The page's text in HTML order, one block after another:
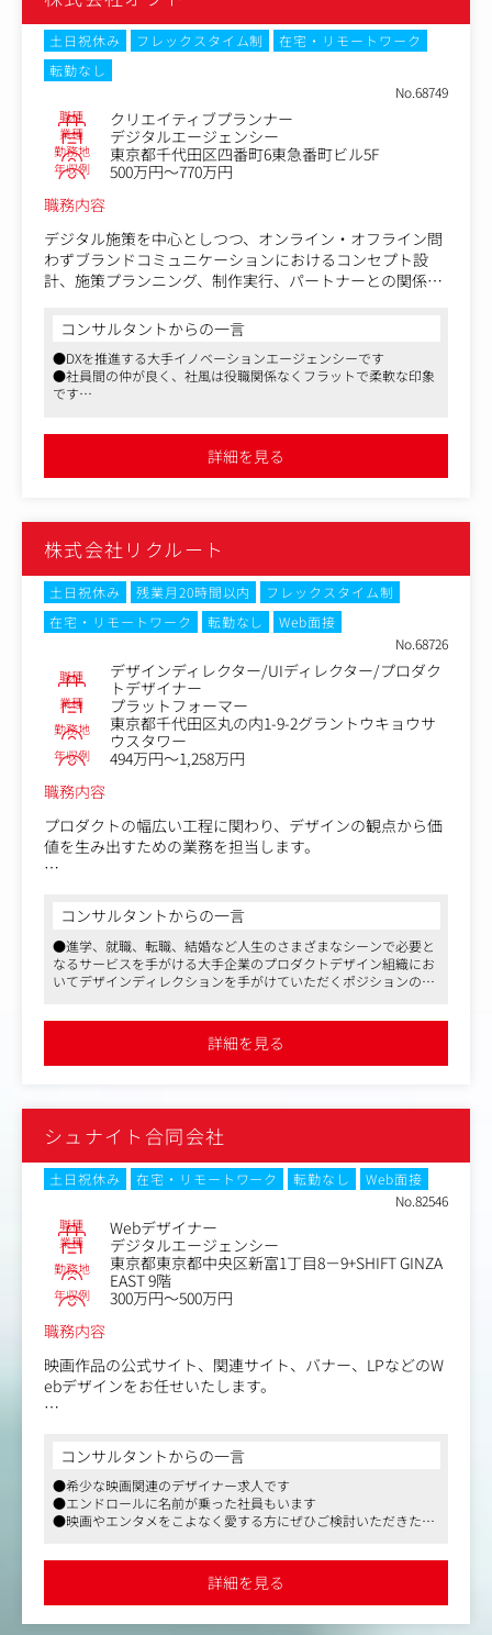
土日祝休み フレックスタイム制
在宅・リモートワーク
転勤なし
No.68749
職種 クリエイティブプランナー
業種 デジタルエージェンシー
勤務地 東京都千代田区四番町6東急番町ビル5F
年収例
500万円～770万円
職務内容
デジタル施策を中心としつつ、オンライン・オフライン問
わずブランドコミュニケーションにおけるコンセプト設
計、施策プランニング、制作実行、パートナーとの関係構
・広告クリエイティブのコンセプト立案、企画設計、制作
ディレクションまでの一連の業務
・提案資料の作成及びクライアントへのプレゼンテーショ
イター、映像制作、webエンジニア等）との連携・進行管
＜対象となるクリエイティブカテゴリ＞
SNSキャンペーン、PR、インフルエンサー施策、WEB制
作、映像、グラフィック、メディアタイアップ等
【仕事内容（変更の範囲）】会社の定める範囲
コンサルタントからの一言
●DXを推進する大手イノベーションエージェンシーです
●社員間の仲が良く、社風は役職関係なくフラットで柔軟な印象
です
詳細を見る
株式会社リクルート
土日祝休み 残業月20時間以内
フレックスタイム制
在宅・リモートワーク
転勤なし
Web面接
No.68726
職種
デザインディレクター/UIディレクター/プロダク
トデザイナー
業種 プラットフォーマー
勤務地
東京都千代田区丸の内1-9-2グラントウキョウサ
ウスタワー
年収例
494万円～1,258万円
職務内容
プロダクトの幅広い工程に関わり、デザインの観点から価
値を生み出すための業務を担当します。
たUX設計 、UIデザインやディレクション、デザインシス
テム構築や戦略策定、デザインチームの統括など、プロダ
クトのデザインに関する業務全般に携わります。
定量・定性データを元に、改善案の提案やプロトタイプ作
ュニケーション戦略にも関与し、デザイン職能としてプロ
ダクトの成長に寄与していきます。
定量・定性、両観点からプロダクトに対するデザイン提案
を行い、事業目標にコミットする短期的なUI/UXの改善
と、中長期的なプロダクト成長に寄与
●非連続成長を促すデザインリニューアルの企画・推進
カスタマージャーニーマップやトレンド分析などを用い
て、プロダクトのデザイン分析・課題設定を行い、デザイ
ンリニューアルを企画・推進
●新規プロダクトの立ち上げにデザイン責任者として参画
規プロダクトの立ち上げに貢献、デザインシステムを構築
し継続的な改善施策を推進
デザインの業務フローや役割分担の整備を通して、デザイ
与幅を拡張。定常業務にデザインが最大限寄与する仕組み
を構築
【このポジションの魅力】
●デザインを通してユーザー体験価値とビジネス価値の両
ます。
コンサルタントからの一言
●進学、就職、転職、結婚など人生のさまざまなシーンで必要と
なるサービスを手がける大手企業のプロダクトデザイン組織にお
いてデザインディレクションを手がけていただくポジションの求
インでプロダクトにコミットしていただけるため、責任は大きく
●大手企業の正社員として手厚い福利厚生や待遇、稀に見る年間
詳細を見る
シュナイト合同会社
土日祝休み 在宅・リモートワーク 転勤なし
Web面接
No.82546
職種 Webデザイナー
業種 デジタルエージェンシー
勤務地
東京都東京都中央区新富1丁目8－9+SHIFT GINZA
EAST 9階
年収例
300万円～500万円
職務内容
映画作品の公式サイト、関連サイト、バナー、LPなどのW
ebデザインをお任せいたします。
▼直近の担当案件例
・ひゃくえむ。（人気漫画の実写化）
・おーい、応為（長澤まさみさん主演作）
・木挽町のあだ討ち（柄本佑さん、渡辺謙さんなど出演の
大作時代劇）
携わる作品のジャンルは幅広く、アニメ作品や特撮作品か
ら、実写作品の大作まで、幅広いジャンルを担当していま
コンサルタントからの一言
●希少な映画関連のデザイナー求人です
●エンドロールに名前が乗った社員もいます
●映画やエンタメをこよなく愛する方にぜひご検討いただきたい
詳細を見る